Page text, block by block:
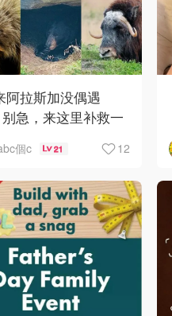
阿拉斯加没偶遇
急，来这里补救一
個c 21 12